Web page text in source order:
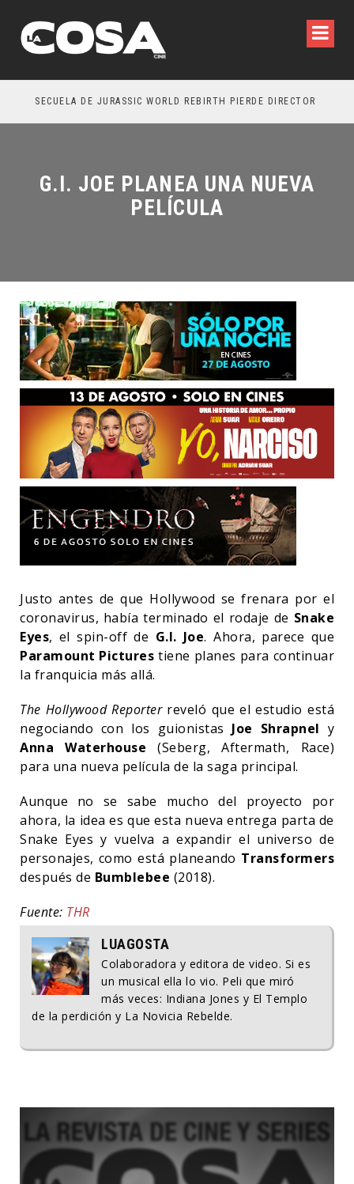
SECUELA DE JURASSIC WORLD REBIRTH PIERDE DIRECTOR
G.I. JOE PLANEA UNA NUEVA
PELÍCULA
Justo antes de que Hollywood se frenara por el
coronavirus, había terminado el rodaje de Snake
Eyes, el spin-off de G.I. Joe. Ahora, parece que
Paramount Pictures tiene planes para continuar
la franquicia más allá.
The Hollywood Reporterreveló que el estudio está
negociando con los guionistas Joe Shrapnel y
Anna Waterhouse (Seberg, Aftermath, Race)
para una nueva película de la saga principal.
Aunque no se sabe mucho del proyecto por
ahora, la idea es que esta nueva entrega parta de
Snake Eyes y vuelva a expandir el universo de
personajes, como está planeando Transformers
después de Bumblebee (2018).
Fuente: THR
LUAGOSTA
Colaboradora y editora de video. Si es
un musical ella lo vio. Peli que miró
más veces: Indiana Jones y El Templo
de la perdición y La Novicia Rebelde.